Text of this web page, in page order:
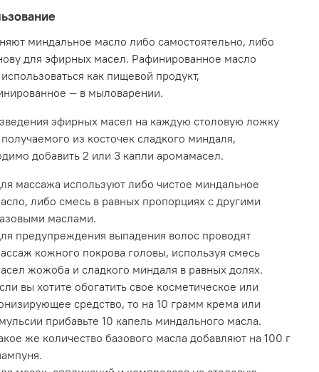
в косметических препаратах, обладает
смягчающим и питательным действием.
масло вводится в состав питательного и
молочка для тела, ночные кремы для
средства для шеи и декольте, кремы для рук.
противовоспалительное, омолаживающее,
и увлажняющее действие, используется как
болеутоляющее и смягчающее
ухода за проблемными (воспаленными)
тела и склонными к снижению упругости
и нормальной, а также утомленной,
кожи (оживляет ее и разглаживает морщинки
и лице, особенно вокруг глаз)
за чувствительной, склонной к
кожей и видимым сосудистым рисунком
придает коже бархатистый оттенок и красивый
миндальное масло либо самостоятельно, либо
для эфирных масел. Рафинированное масло
как пищевой продукт,
— в мыловарении.
эфирных масел на каждую столовую ложку
из косточек сладкого миндаля,
добавить 2 или 3 капли аромамасел.
массажа используют либо чистое миндальное
либо смесь в равных пропорциях с другими
маслами.
предупреждения выпадения волос проводят
кожного покрова головы, используя смесь
жожоба и сладкого миндаля в равных долях.
вы хотите обогатить свое косметическое или
средство, то на 10 грамм крема или
прибавьте 10 капель миндального масла.
же количество базового масла добавляют на 100 г